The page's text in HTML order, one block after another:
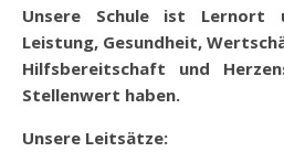
Unsere Schule ist Lernort
Leistung, Gesundheit,
Hilfsbereitschaft und
Stellenwert haben.
Unsere Leitsätze: